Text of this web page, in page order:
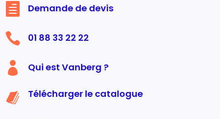
 Demande de devis
 01 88 33 22 22
 Qui est Vanberg ?
Télécharger le catalogue